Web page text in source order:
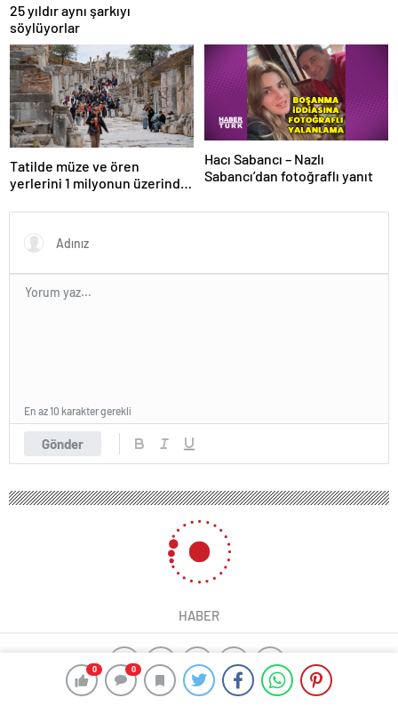
0 0
25 yıldır aynı şarkıyı
söylüyorlar
Tatilde müze ve ören
yerlerini 1 milyonun üzerinde
Hacı Sabancı – Nazlı
Sabancı’dan fotoğraflı yanıt
Gönder
En az 10 karakter gerekli
HABER
yangın algılama sistemleri